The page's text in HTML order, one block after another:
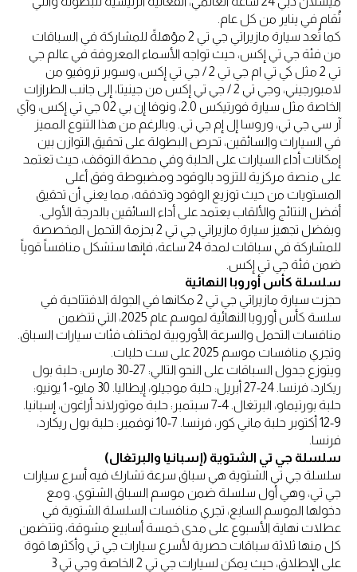
تُقام في يناير من كل عام.
كما تُعد سيارة مازيراتي جي تي 2 مؤهلةً للمشاركة في السباقات
من فئة جي تي إكس، حيث تواجه الأسماء المعروفة في عالم جي
تي 2 مثل كي تي ام جي تي 2 / جي تي إكس، وسوبر تروفيو من
لامبورجيني، وجي تي 2 / جي تي إكس من جينيتا، إلى جانب الطرازات
الخاصة مثل سيارة فورتيكس 2.0، ونوفا إن بي 02 جي تي إكس، وآي
آر سي جي تي، وروسا إل إم جي تي. وبالرغم من هذا التنوع المميز
في السيارات والسائقين، تحرص البطولة على تحقيق التوازن بين
إمكانات أداء السيارات على الحلبة وفي محطة التوقف، حيث تعتمد
على منصة مركزية للتزود بالوقود ومضبوطة وفق أعلى
المستويات من حيث توزيع الوقود وتدفقه، مما يعني أن تحقيق
أفضل النتائج والألقاب يعتمد على أداء السائقين بالدرجة الأولى.
وبفضل تجهيز سيارة مازيراتي جي تي 2 بحزمة التحمل المخصصة
للمشاركة في سباقات لمدة 24 ساعة، فإنها ستشكل منافساً قوياً
ضمن فئة جي تي إكس.
سلسلة كأس أوروبا النهائية
حجزت سيارة مازيراتي جي تي 2 مكانها في الجولة الافتتاحية في
سلسة كأس أوروبا النهائية لموسم عام 2025، التي تتضمن
منافسات التحمل والسرعة الأوروبية لمختلف فئات سيارات السباق.
وتجري منافسات موسم 2025 على ست حلبات.
ويتوزع جدول السباقات على النحو التالي: 27-30 مارس: حلبة بول
ريكارد، فرنسا. 24-27 أبريل: حلبة موجيلو، إيطاليا. 30 مايو- 1 يونيو:
حلبة بورتيماو، البرتغال. 4-7 سبتمبر: حلبة موتورلاند أراغون، إسبانيا.
9-12 أكتوبر حلبة ماني كور، فرنسا. 7-10 نوفمبر: حلبة بول ريكارد،
فرنسا.
سلسلة جي تي الشتوية (إسبانيا والبرتغال)
سلسلة جي تي الشتوية هي سباق سرعة تشارك فيه أسرع سيارات
جي تي، وهي أول سلسلة ضمن موسم السباق الشتوي. ومع
دخولها الموسم السابع، تجري منافسات السلسلة الشتوية في
عطلات نهاية الأسبوع على مدى خمسة أسابيع مشوقة، وتتضمن
كل منها ثلاثة سباقات حصرية لأسرع سيارات جي تي وأكثرها قوة
على الإطلاق، حيث يمكن لسيارات جي تي 2 الخاصة وجي تي 3